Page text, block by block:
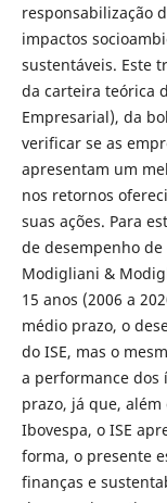
responsabilização
impactos
sustentáveis. Este
da carteira teórica
Empresarial), da
verificar se as
apresentam um
nos retornos
suas ações. Para
de desempenho
Modigliani &
15 anos (2006 a
médio prazo, o
do ISE, mas o
a performance dos
prazo, já que,
Ibovespa, o ISE
forma, o presente
finanças e